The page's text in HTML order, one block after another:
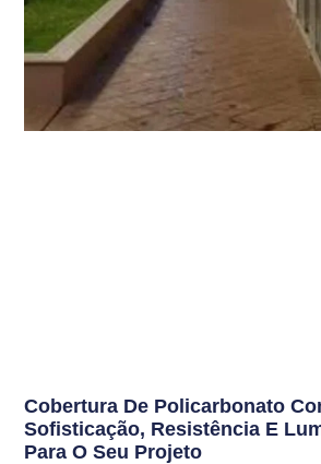
Cobertura De Policarbonato
Sofisticação, Resistência E
Para O Seu Projeto